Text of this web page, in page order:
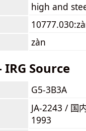
high and
zàn
Source
G5-3B3A
JA-2243 / 国
1993